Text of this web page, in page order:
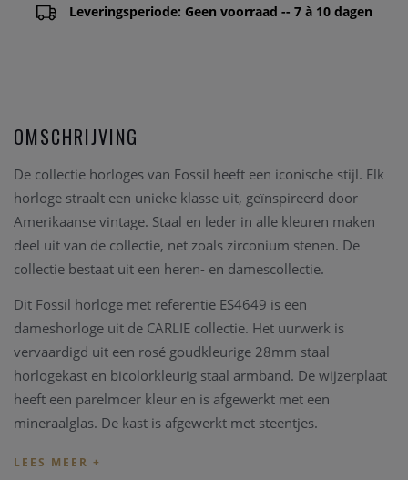
Leveringsperiode: Geen voorraad -- 7 à 10 dagen
OMSCHRIJVING
De collectie horloges van Fossil heeft een iconische stijl. Elk
horloge straalt een unieke klasse uit, geïnspireerd door
Amerikaanse vintage. Staal en leder in alle kleuren maken
deel uit van de collectie, net zoals zirconium stenen. De
collectie bestaat uit een heren- en damescollectie.
Dit Fossil horloge met referentie ES4649 is een
dameshorloge uit de CARLIE collectie. Het uurwerk is
vervaardigd uit een rosé goudkleurige 28mm staal
horlogekast en bicolorkleurig staal armband. De wijzerplaat
heeft een parelmoer kleur en is afgewerkt met een
mineraalglas. De kast is afgewerkt met steentjes.
De hele Fossil collectie beschikt over twee jaren